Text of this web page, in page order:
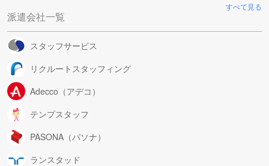
すべて見る
派遣会社一覧
スタッフサービス
リクルートスタッフィング
Adecco（アデコ）
テンプスタッフ
PASONA（パソナ）
ランスタッド